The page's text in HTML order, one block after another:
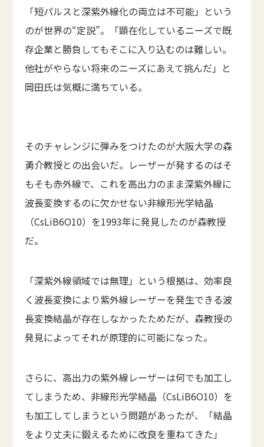
「短パルスと深紫外線化の両立は不可能」という
のが世界の“定説”。「顕在化しているニーズで既
存企業と勝負してもそこに入り込むのは難しい。
他社がやらない将来のニーズにあえて挑んだ」と
岡田氏は気概に満ちている。
そのチャレンジに弾みをつけたのが大阪大学の森
勇介教授との出会いだ。レーザーが発するのはそ
もそも赤外線で、これを高出力のまま深紫外線に
波長変換するのに欠かせない非線形光学結晶
（CsLiB6O10）を1993年に発見したのが森教授
だ。
「深紫外線領域では無理」という根拠は、効率良
く波長変換により紫外線レーザーを発生できる波
長変換結晶が存在しなかったためだが、森教授の
発見によってそれが原理的に可能になった。
さらに、高出力の紫外線レーザーは何でも加工し
てしまうため、非線形光学結晶（CsLiB6O10）を
も加工してしまうという問題があったが、「結晶
をより丈夫に鍛えるために改良を重ねてきた」